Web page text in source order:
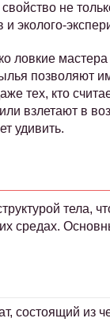
не
эколого-
ловкие
позволяют
тех, кто
взлетают в
удивить.
тела,
средах.
состоящий из